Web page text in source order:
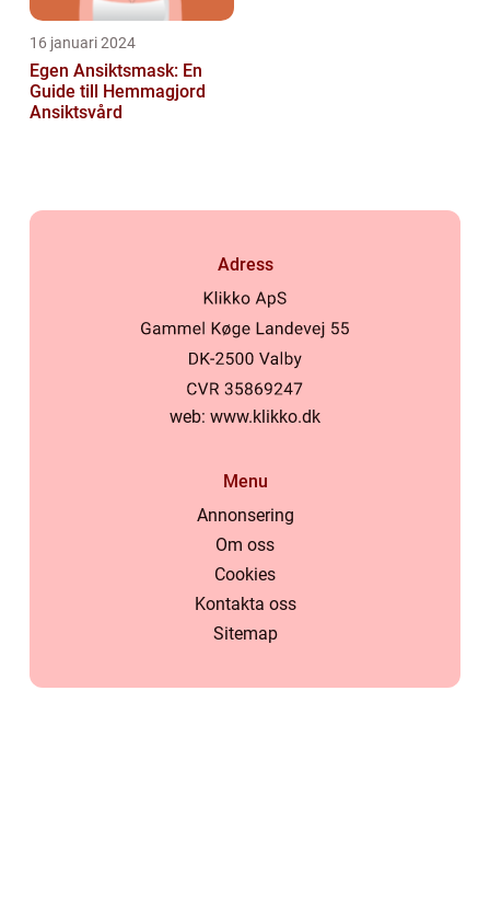
16 januari 2024
Egen Ansiktsmask: En
Guide till Hemmagjord
Ansiktsvård
Adress
web: www.klikko.dk
Menu
Annonsering
Om oss
Cookies
Kontakta oss
Sitemap